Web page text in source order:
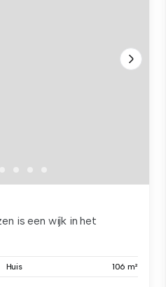
is een wijk in het
Huis 106 m²